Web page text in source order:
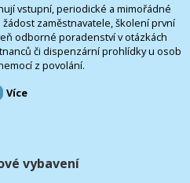
vstupní, periodické a mimořádné
zaměstnavatele, školení první
odborné poradenství v otázkách
či dispenzární prohlídky u osob
z povolání.
Více
vybavení